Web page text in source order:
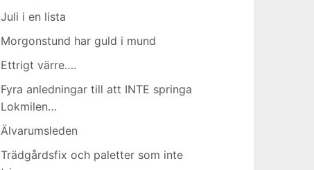
Juli i en lista
Morgonstund har guld i mund
Ettrigt värre….
Fyra anledningar till att INTE springa
Lokmilen…
Älvarumsleden
Trädgårdsfix och paletter som inte